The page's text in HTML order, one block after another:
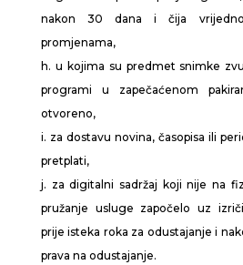
nakon 30 dana i čija
promjenama,
h. u kojima su predmet snimke
programi u zapečaćenom
otvoreno,
i. za dostavu novina, časopisa ili
pretplati,
j. za digitalni sadržaj koji nije na
pružanje usluge započelo uz
prije isteka roka za odustajanje i
prava na odustajanje.